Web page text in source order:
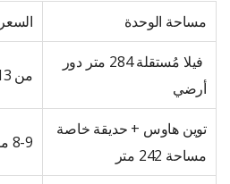
مساحة الوحدة السعر
فيلا مُستقلة 284 متر دور
أرضي
من 13-14 مليون جنيه مصري
توين هاوس + حديقة خاصة
مساحة 242 متر
8-9 مليون جنيه.